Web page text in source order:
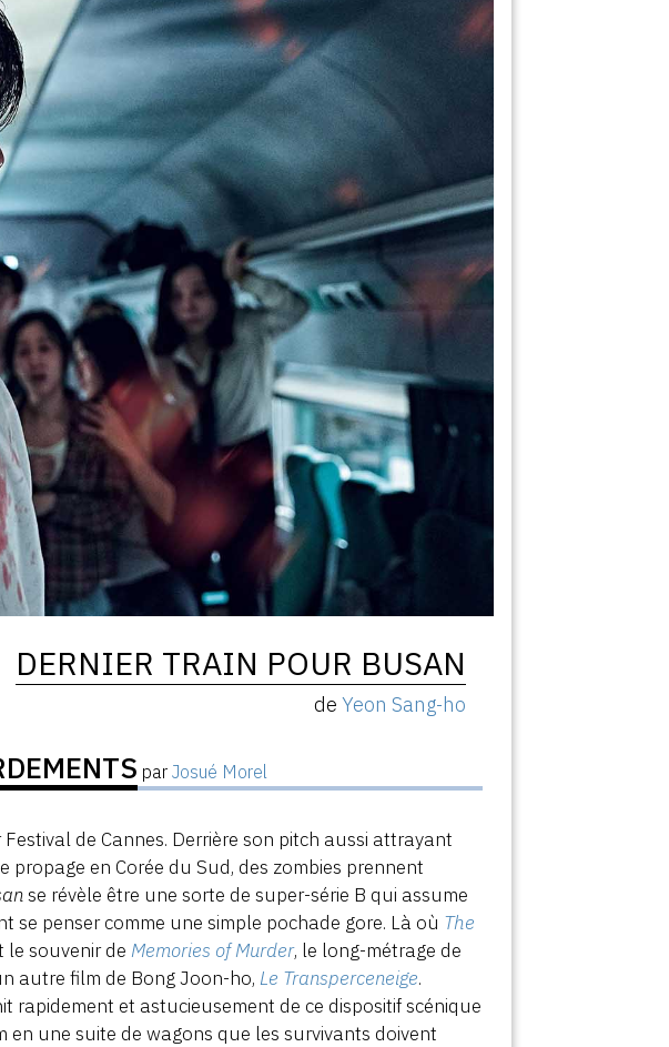
DERNIER TRAIN POUR BUSAN
de Yeon Sang-ho
parJosué Morel
de Cannes. Derrière son pitch aussi attrayant
propage en Corée du Sud, des zombies prennent
se révèle être une sorte de super-série B qui assume
se penser comme une simple pochade gore. Là où The
le souvenir deMemories of Murder, le long-métrage de
autre film de Bong Joon-ho,Le Transperceneige.
rapidement et astucieusement de ce dispositif scénique
une suite de wagons que les survivants doivent